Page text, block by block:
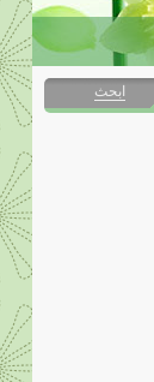
ابحث